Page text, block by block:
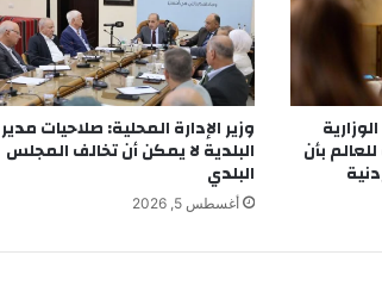
بأن
وزير الإدارة المحلية: صلاحيات مدير
البلدية لا يمكن أن تخالف المجلس
البلدي
أغسطس 5, 2026